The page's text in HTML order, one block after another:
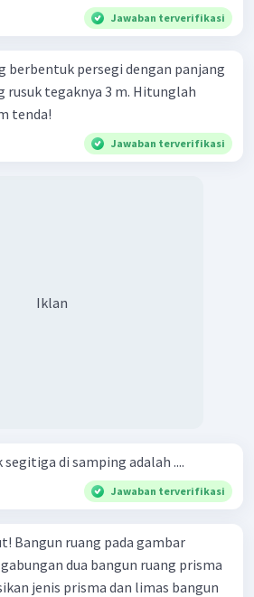
Jawaban terverifikasi
berbentuk persegi dengan panjang
rusuk tegaknya 3 m. Hitunglah
tenda!
Jawaban terverifikasi
Iklan
di samping adalah ....
Jawaban terverifikasi
dua bangun ruang prisma
jenis prisma dan limas bangun